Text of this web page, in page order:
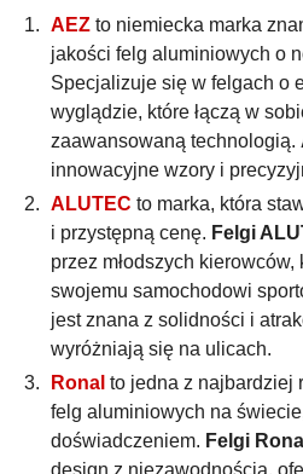
AEZ to niemiecka marka
jakości felg aluminiowych o
Specjalizuje się w felgach o
wyglądzie, które łączą w
zaawansowaną technologią.
innowacyjne wzory i
ALUTEC to marka, która
i przystępną cenę. Felgi
przez młodszych
swojemu samochodowi
jest znana z solidności i
wyróżniają się na ulicach.
Ronal to jedna z najbardziej
felg aluminiowych na
doświadczeniem. Felgi Ronal
design z niezawodnością,